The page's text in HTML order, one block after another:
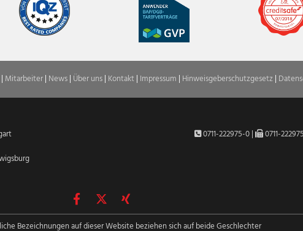
| Mitarbeiter| News| Über uns| Kontakt | Impressum | Hinweisgeberschutzgesetz|
 0711-222975-0|  0711-
Bezeichnungen auf dieser Website beziehen sich auf beide Geschlechter